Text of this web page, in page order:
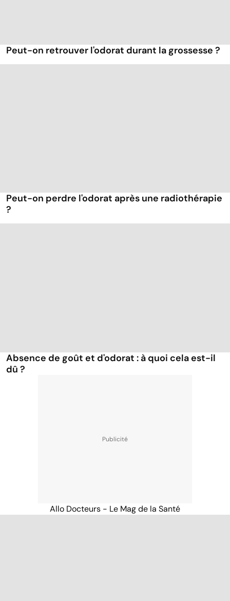
Peut-on retrouver l'odorat durant la grossesse ?
Peut-on perdre l'odorat après une radiothérapie
?
Absence de goût et d'odorat : à quoi cela est-il
dû ?
Allo Docteurs - Le Mag de la Santé